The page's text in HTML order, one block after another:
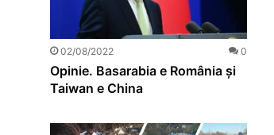
02/08/2022 0
Opinie. Basarabia e România și
Taiwan e China